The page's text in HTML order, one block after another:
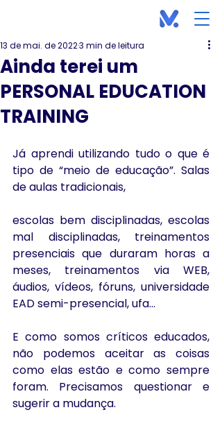
Ainda terei um
PERSONAL EDUCATION
TRAINING
13 de mai. de 20223 min de leitura
Já aprendi utilizando tudo o que é
tipo de “meio de educação”. Salas
de aulas tradicionais,
escolas bem disciplinadas, escolas
mal disciplinadas, treinamentos
presenciais que duraram horas a
meses, treinamentos via WEB,
áudios, vídeos, fóruns, universidade
EAD semi-presencial, ufa...
E como somos críticos educados,
não podemos aceitar as coisas
como elas estão e como sempre
foram. Precisamos questionar e
sugerir a mudança.